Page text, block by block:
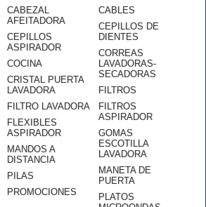
CABEZAL
AFEITADORA
CEPILLOS
ASPIRADOR
COCINA
CRISTAL PUERTA
LAVADORA
FILTRO LAVADORA
FLEXIBLES
ASPIRADOR
MANDOS A
DISTANCIA
PILAS
PROMOCIONES
CABLES
CEPILLOS DE
DIENTES
CORREAS
LAVADORAS-
SECADORAS
FILTROS
FILTROS
ASPIRADOR
GOMAS
ESCOTILLA
LAVADORA
MANETA DE
PUERTA
PLATOS